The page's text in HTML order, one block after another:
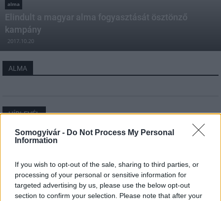
Somogyivár - Do Not Process My Personal
Information
If you wish to opt-out of the sale, sharing to third parties, or
processing of your personal or sensitive information for
targeted advertising by us, please use the below opt-out
section to confirm your selection. Please note that after your
alma
Elindult a magyar alma fogyasztását ösztönző
kampány
2017.10.20
ALMA
HÍRLEVÉL
Név
E-mail cím